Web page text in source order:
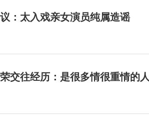
：太入戏亲女演员纯属造谣
交往经历：是很多情很重情的人